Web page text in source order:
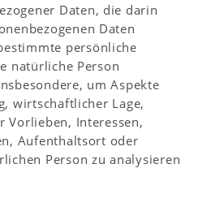
Daten, die darin
Daten
persönliche
natürliche Person
um Aspekte
wirtschaftlicher Lage,
Vorlieben, Interessen,
Aufenthaltsort oder
Person zu analysieren